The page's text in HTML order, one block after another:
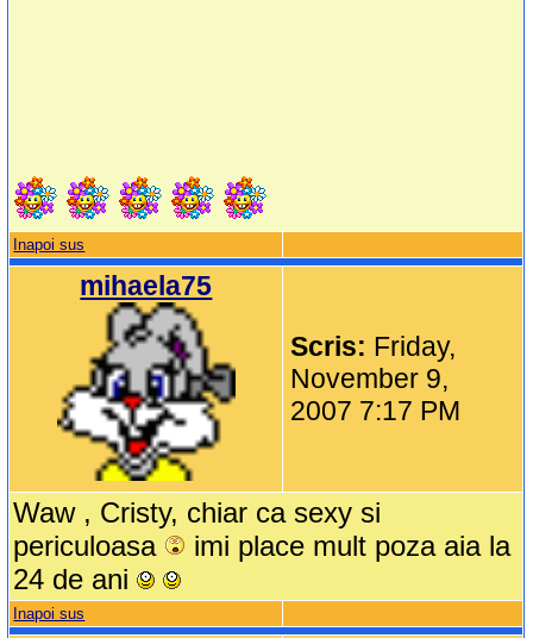
Inapoi sus
mihaela75
Scris: Friday,
November 9,
2007 7:17 PM
Waw , Cristy, chiar ca sexy si
periculoasa
imi place mult poza aia la
24 de ani
Inapoi sus